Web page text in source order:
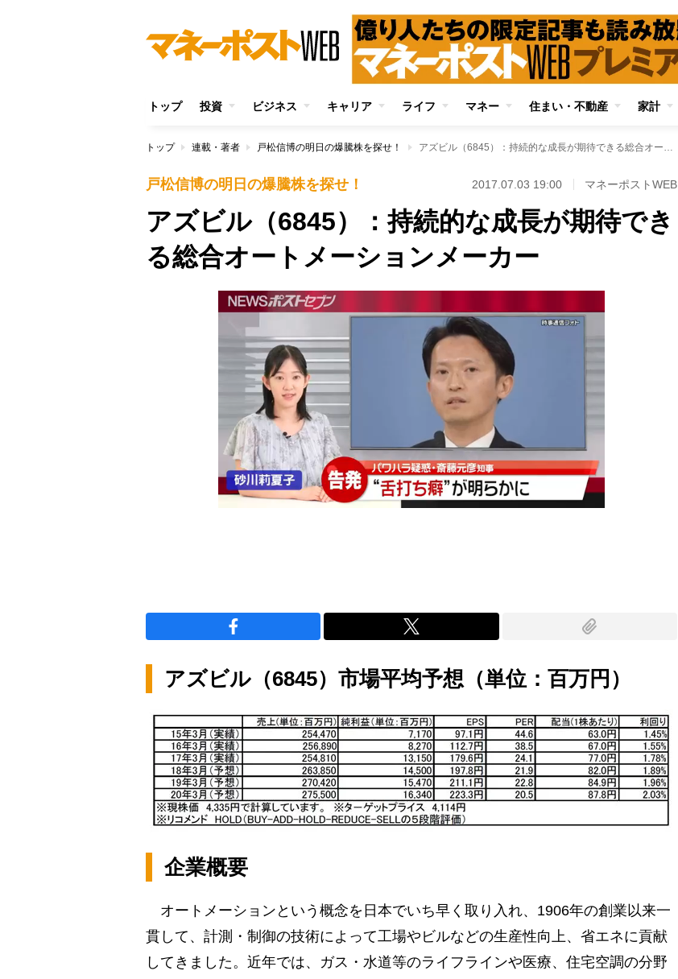
トップ 投資 ビジネス キャリア ライフ マネー 住まい・不動産 家計
トップ 連載・著者 戸松信博の明日の爆騰株を探せ！ アズビル（6845）：持続的な成長が期待できる総合オートメーションメーカー
戸松信博の明日の爆騰株を探せ！ 2017.07.03 19:00 マネーポストWEB
アズビル（6845）：持続的な成長が期待でき
る総合オートメーションメーカー
アズビル（6845）市場平均予想（単位：百万円）
企業概要
オートメーションという概念を日本でいち早く取り入れ、1906年の創業以来一
貫して、計測・制御の技術によって工場やビルなどの生産性向上、省エネに貢献
してきました。近年では、ガス・水道等のライフラインや医療、住宅空調の分野